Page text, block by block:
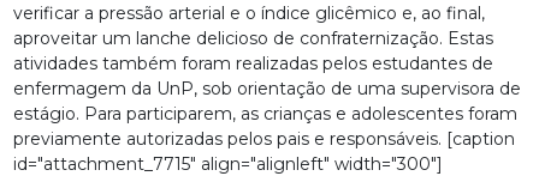
verificar a pressão arterial e o índice glicêmico e, ao final,
aproveitar um lanche delicioso de confraternização. Estas
atividades também foram realizadas pelos estudantes de
enfermagem da UnP, sob orientação de uma supervisora de
estágio. Para participarem, as crianças e adolescentes foram
previamente autorizadas pelos pais e responsáveis. [caption
id="attachment_7715" align="alignleft" width="300"]